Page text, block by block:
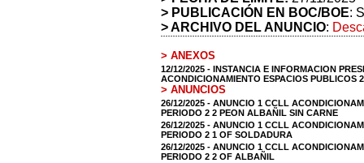
> PUBLICACIÓN EN BOC/BOE:
> ARCHIVO DEL ANUNCIO:
> ANEXOS
12/12/2025 - INSTANCIA E INFORMACION
ACONDICIONAMIENTO ESPACIOS PUBLICOS
> ANUNCIOS
26/12/2025 - ANUNCIO 1 CCLL
PERIODO 2 2 PEON ALBAÑIL SIN CARNE
26/12/2025 - ANUNCIO 1 CCLL
PERIODO 2 1 OF SOLDADURA
26/12/2025 - ANUNCIO 1 CCLL
PERIODO 2 2 OF ALBAÑIL